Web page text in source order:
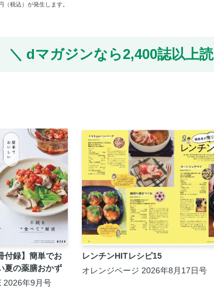
税込）が発生します。
dマガジンなら2,400誌以上
付録】簡単でお
夏の薬膳おかず
2026年9月号
レンチンHITレシピ15
オレンジページ 2026年8月17日号